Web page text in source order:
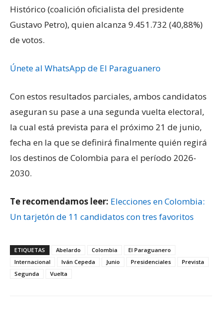
Histórico (coalición oficialista del presidente
Gustavo Petro), quien alcanza 9.451.732 (40,88%)
de votos.
Únete al WhatsApp de El Paraguanero
Con estos resultados parciales, ambos candidatos
aseguran su pase a una segunda vuelta electoral,
la cual está prevista para el próximo 21 de junio,
fecha en la que se definirá finalmente quién regirá
los destinos de Colombia para el período 2026-
2030.
Te recomendamos leer: Elecciones en Colombia:
Un tarjetón de 11 candidatos con tres favoritos
ETIQUETAS Abelardo Colombia
El Paraguanero
Internacional
Iván Cepeda Junio Presidenciales
Prevista
Segunda
Vuelta